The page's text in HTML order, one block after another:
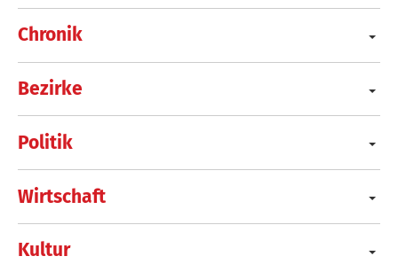
Chronik
Bezirke
Politik
Wirtschaft
Kultur